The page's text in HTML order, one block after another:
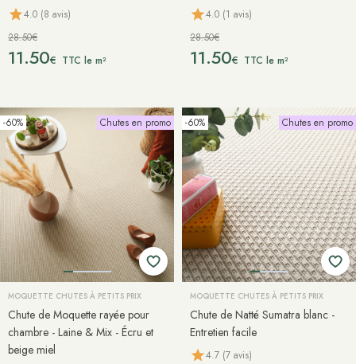
4.0 (8 avis)
28.50€
11.50€ TTC le m²
4.0 (1 avis)
28.50€
11.50€ TTC le m²
-60% Chutes en promo
MOQUETTE CHUTES À PETITS PRIX
Chute de Moquette rayée pour
chambre - Laine & Mix - Écru et
beige miel
-60% Chutes en promo
MOQUETTE CHUTES À PETITS PRIX
Chute de Natté Sumatra blanc -
Entretien facile
4.7 (7 avis)